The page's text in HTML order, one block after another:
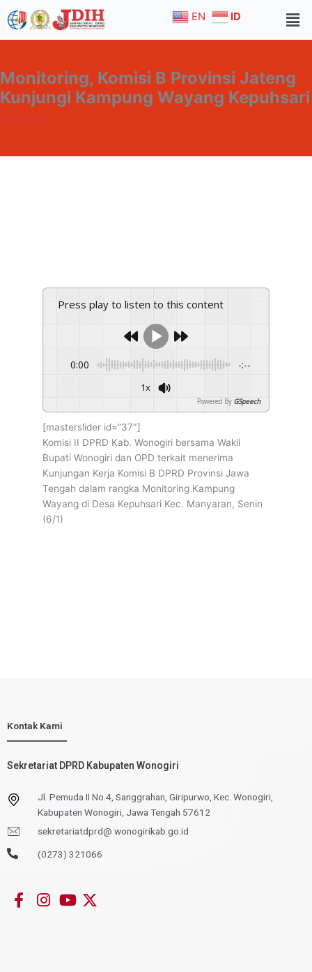
to
content
EN ID
Monitoring, Komisi B Provinsi Jateng
Kunjungi Kampung Wayang Kepuhsari
07/01/2020
Home
Berita
Monitoring, Komisi B Provinsi Jateng Kunjungi Kampung
Press play to listen to this content
0:00 -:--
1x
Powered By GSpeech
[masterslider id=”37″]
Komisi II DPRD Kab. Wonogiri bersama Wakil
Bupati Wonogiri dan OPD terkait menerima
Kunjungan Kerja Komisi B DPRD Provinsi Jawa
Tengah dalam rangka Monitoring Kampung
Wayang di Desa Kepuhsari Kec. Manyaran, Senin
(6/1)
Kontak Kami
Sekretariat DPRD Kabupaten Wonogiri
Jl. Pemuda II No.4, Sanggrahan, Giripurwo, Kec. Wonogiri,
Kabupaten Wonogiri, Jawa Tengah 57612
sekretariatdprd@ wonogirikab.go.id
(0273) 321066